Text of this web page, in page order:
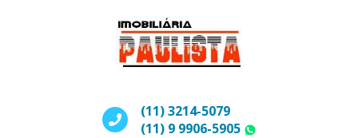
(11) 3214-5079
(11) 9 9906-5905